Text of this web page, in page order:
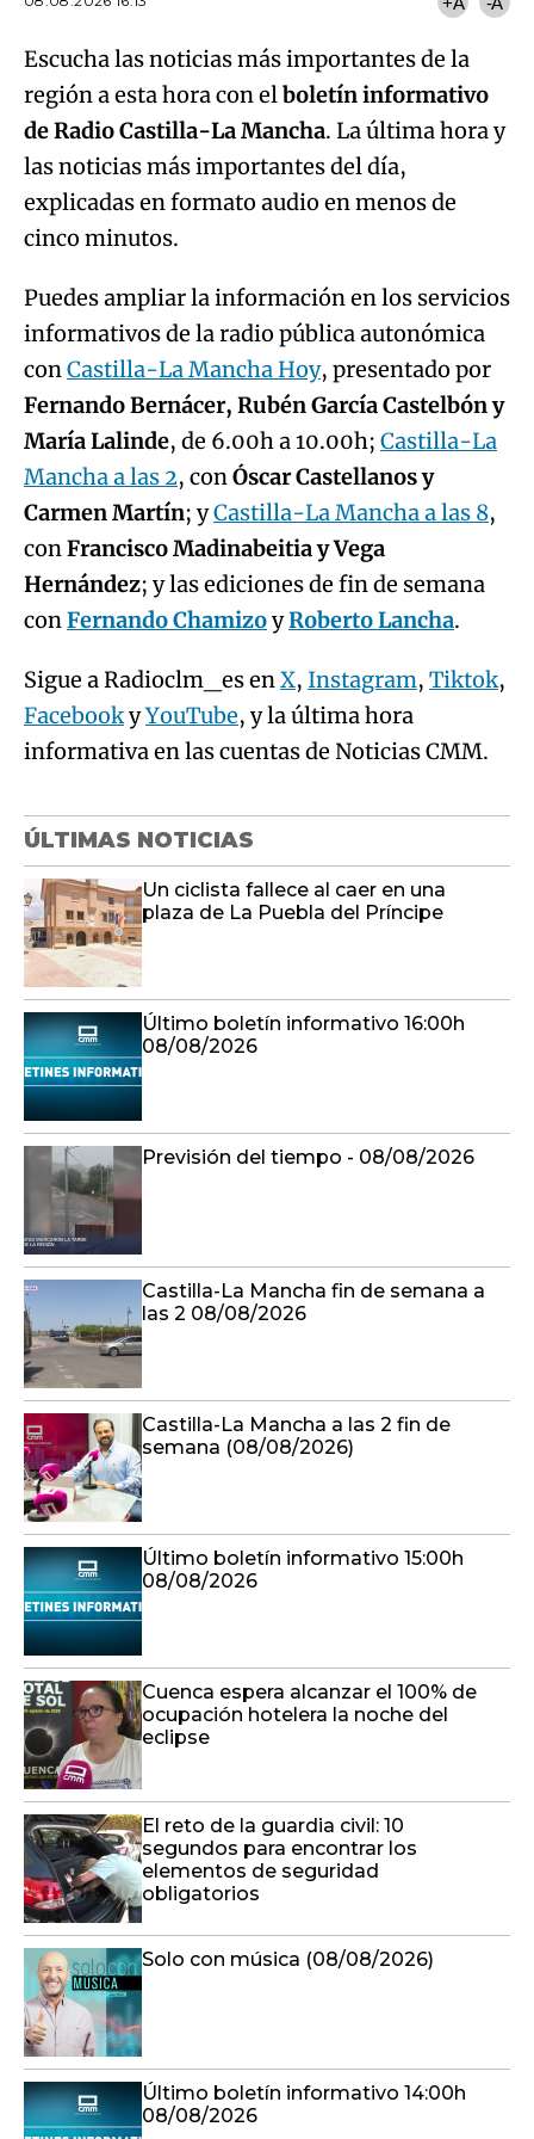
Escucha las noticias más importantes de la
región a esta hora con elboletín informativo
de Radio Castilla-La Mancha. La última hora y
las noticias más importantes del día,
explicadas en formato audio en menos de
cinco minutos.
Puedes ampliar la información en los servicios
informativos de la radio pública autonómica
conCastilla-La Mancha Hoy, presentado por
Fernando Bernácer, Rubén García Castelbón y
María Lalinde, de 6.00h a 10.00h; Castilla-La
Mancha a las 2, conÓscar Castellanos y
Carmen Martín; yCastilla-La Mancha a las 8,
conFrancisco Madinabeitia y Vega
Hernández; y las ediciones de fin de semana
conFernando ChamizoyRoberto Lancha.
Sigue a Radioclm_es enX, Instagram, Tiktok,
FacebookyYouTube, y la última hora
informativa en las cuentas de Noticias CMM.
ÚLTIMAS NOTICIAS
Un ciclista fallece al caer en una
plaza de La Puebla del Príncipe
Último boletín informativo 16:00h
08/08/2026
Previsión del tiempo - 08/08/2026
Castilla-La Mancha fin de semana a
las 2 08/08/2026
Castilla-La Mancha a las 2 fin de
semana (08/08/2026)
Último boletín informativo 15:00h
08/08/2026
Cuenca espera alcanzar el 100% de
ocupación hotelera la noche del
eclipse
El reto de la guardia civil: 10
segundos para encontrar los
elementos de seguridad
obligatorios
Solo con música (08/08/2026)
Último boletín informativo 14:00h
08/08/2026